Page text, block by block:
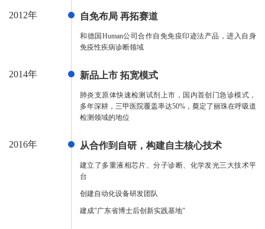
2012年 自免布局 再拓赛道
和德国Human公司合作自免免疫印迹法产品，进入自身
免疫性疾病诊断领域
2014年 新品上市 拓宽模式
肺炎支原体快速检测试剂上市，国内首创门急诊模式，
多年深耕，三甲医院覆盖率达50%，奠定了丽珠在呼吸道
检测领域的地位
2016年 从合作到自研，构建自主核心技术
建立了多重液相芯片、分子诊断、化学发光三大技术平
台
创建自动化设备研发团队
建成"广东省博士后创新实践基地"